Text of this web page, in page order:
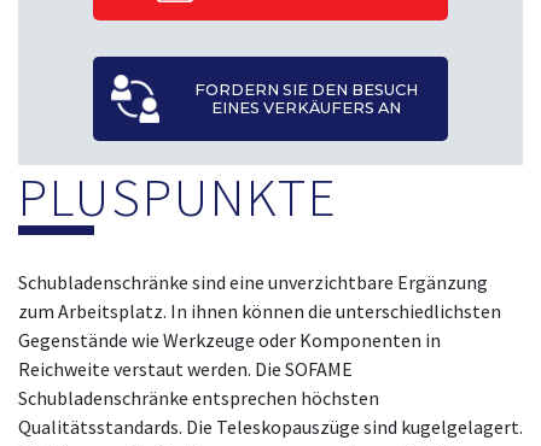
FORDERN SIE DEN BESUCH
EINES VERKÄUFERS AN
PLUSPUNKTE
Schubladenschränke sind eine unverzichtbare Ergänzung
zum Arbeitsplatz. In ihnen können die unterschiedlichsten
Gegenstände wie Werkzeuge oder Komponenten in
Reichweite verstaut werden. Die SOFAME
Schubladenschränke entsprechen höchsten
Qualitätsstandards. Die Teleskopauszüge sind kugelgelagert.